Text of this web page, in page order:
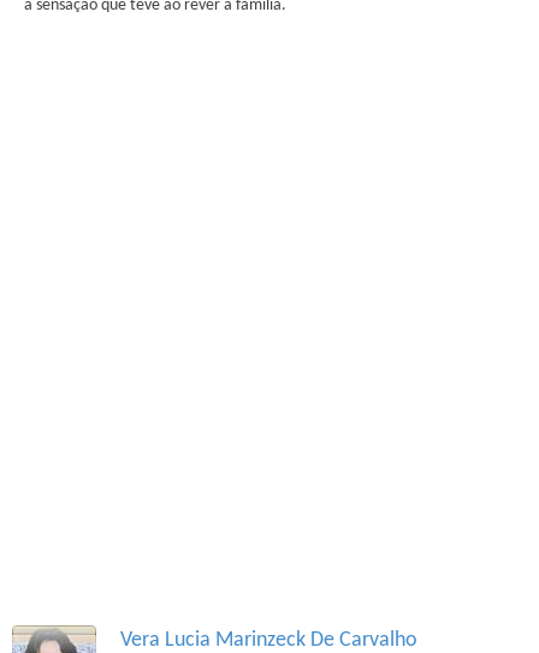
a sensação que teve ao rever a família.
Vera Lucia Marinzeck De Carvalho